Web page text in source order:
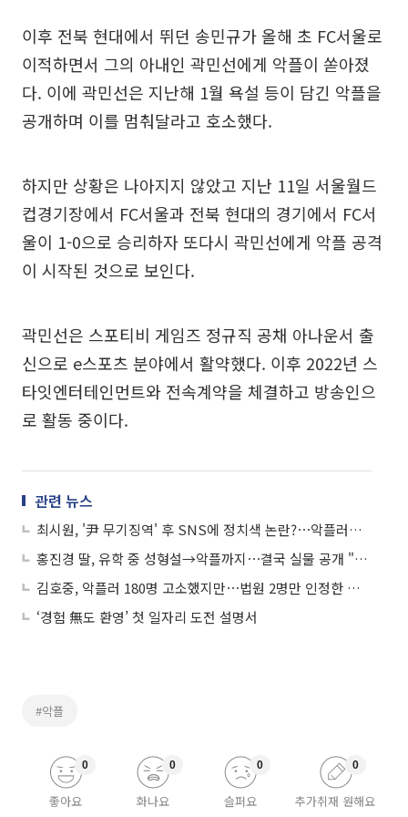
이후 전북 현대에서 뛰던 송민규가 올해 초 FC서울로
이적하면서 그의 아내인 곽민선에게 악플이 쏟아졌
다. 이에 곽민선은 지난해 1월 욕설 등이 담긴 악플을
공개하며 이를 멈춰달라고 호소했다.
하지만 상황은 나아지지 않았고 지난 11일 서울월드
컵경기장에서 FC서울과 전북 현대의 경기에서 FC서
울이 1-0으로 승리하자 또다시 곽민선에게 악플 공격
이 시작된 것으로 보인다.
곽민선은 스포티비 게임즈 정규직 공채 아나운서 출
신으로 e스포츠 분야에서 활약했다. 이후 2022년 스
타잇엔터테인먼트와 전속계약을 체결하고 방송인으
로 활동 중이다.
관련 뉴스
최시원, '尹 무기징역' 후 SNS에 정치색 논란?⋯악플러에 칼 빼들었다
홍진경 딸, 유학 중 성형설→악플까지⋯결국 실물 공개 "걔 땜에 미쳐"
김호중, 악플러 180명 고소했지만⋯법원 2명만 인정한 이유는?
‘경험 無도 환영’ 첫 일자리 도전 설명서
#악플
좋아요
0
화나요
0
슬퍼요
0
추가취재 원해요
0